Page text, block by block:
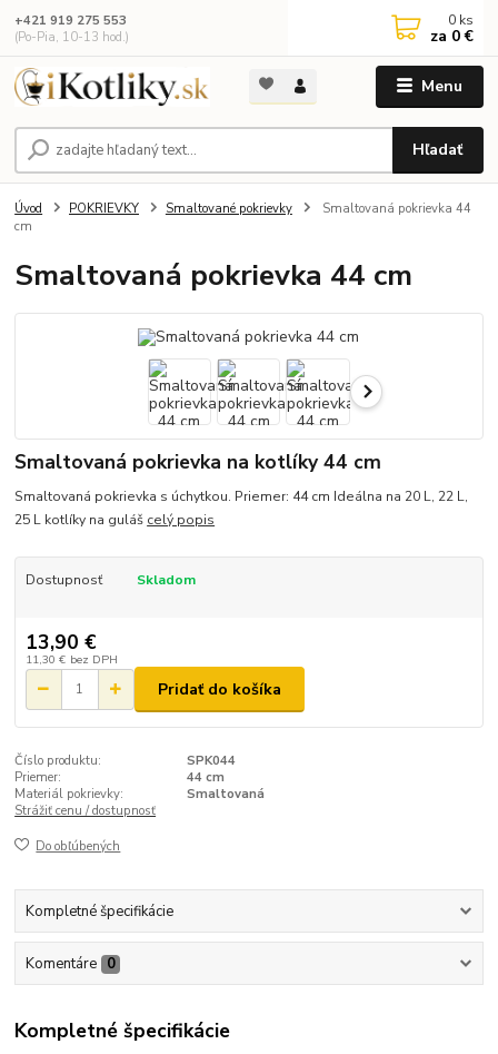
Menu
Hľadať
+421 919 275 553
(Po-Pia, 10-13 hod.)
0 ks
za 0 €
Úvod POKRIEVKY Smaltované pokrievky
Smaltovaná pokrievka 44
cm
Smaltovaná pokrievka 44 cm
Smaltovaná pokrievka na kotlíky 44 cm
Smaltovaná pokrievka s úchytkou. Priemer: 44 cm Ideálna na 20 L, 22 L,
25 L kotlíky na guláš celý popis
Dostupnosť Skladom
13,90 €
11,30 € bez DPH
Pridať do košíka
Číslo produktu:
SPK044
Priemer:
44 cm
Materiál pokrievky:
Smaltovaná
Strážiť cenu / dostupnosť
Do obľúbených
Kompletné špecifikácie
Komentáre 0
Kompletné špecifikácie